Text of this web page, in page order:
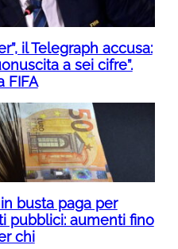
il Telegraph accusa:
a sei cifre”.
FIFA
busta paga per
pubblici: aumenti fino
chi